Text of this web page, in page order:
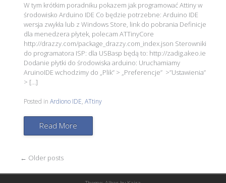
W tym krótkim poradniku pokazem jak programować Attiny w
środowisko Arduino IDE Co będzie potrzebne: Arduino IDE
wersja zwykła lub z Windows Store, link do pobrania Definicje
dla menedzera płytek, polecam ATTinyCore
http://drazzy.com/package_drazzy.com_index.json Sterowniki
do programatora ISP: dla USBasp będą to: http://zadig.akeo.ie
Dodanie płytki do środowiska arduino: Uruchamiamy
AruinoIDE wchodzimy do „Plik” > „Preferencje” >”Ustawienia”
> […]
Posted inArdiono IDE,ATtiny
Read More
Post
navigation
← Older posts